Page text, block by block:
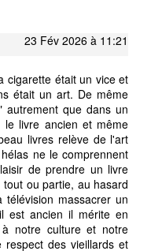
23 Fév 2026 à 11:21
cigarette était un vice et
était un art. De même
que dans un
livre ancien et même
livres relève de l'art
ne le comprennent
de prendre un livre
ou partie, au hasard
massacrer un
est ancien il mérite en
notre culture et notre
des vieillards et